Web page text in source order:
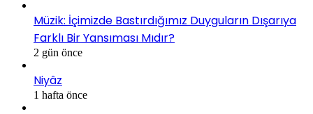
Müzik: İçimizde Bastırdığımız Duyguların Dışarıya
Farklı Bir Yansıması Mıdır?
2 gün önce
Niyâz
1 hafta önce